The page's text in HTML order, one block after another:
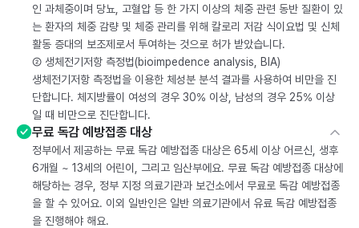
인 과체중이며 당뇨, 고혈압 등 한 가지 이상의 체중 관련 동반 질환이 있
는 환자의 체중 감량 및 체중 관리를 위해 칼로리 저감 식이요법 및 신체
활동 증대의 보조제로서 투여하는 것으로 허가 받았습니다.
② 생체전기저항 측정법(bioimpedence analysis, BIA)
생체전기저항 측정법을 이용한 체성분 분석 결과를 사용하여 비만을 진
단합니다. 체지방률이 여성의 경우 30% 이상, 남성의 경우 25% 이상
일 때 비만으로 진단합니다.
무료 독감 예방접종 대상
정부에서 제공하는 무료 독감 예방접종 대상은 65세 이상 어르신, 생후
6개월 ~ 13세의 어린이, 그리고 임산부에요. 무료 독감 예방접종 대상에
해당하는 경우, 정부 지정 의료기관과 보건소에서 무료로 독감 예방접종
을 할 수 있어요. 이외 일반인은 일반 의료기관에서 유료 독감 예방접종
을 진행해야 해요.